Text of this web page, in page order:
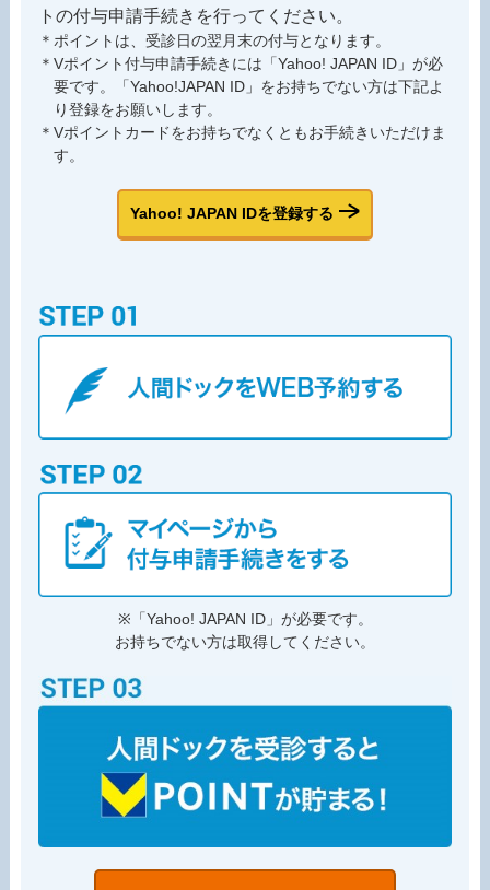
トの付与申請手続きを行ってください。
＊ポイントは、受診日の翌月末の付与となります。
＊Vポイント付与申請手続きには「Yahoo! JAPAN ID」が必
要です。「Yahoo!JAPAN ID」をお持ちでない方は下記よ
り登録をお願いします。
＊Vポイントカードをお持ちでなくともお手続きいただけま
す。
Yahoo! JAPAN IDを登録する
※「Yahoo! JAPAN ID」が必要です。
お持ちでない方は取得してください。